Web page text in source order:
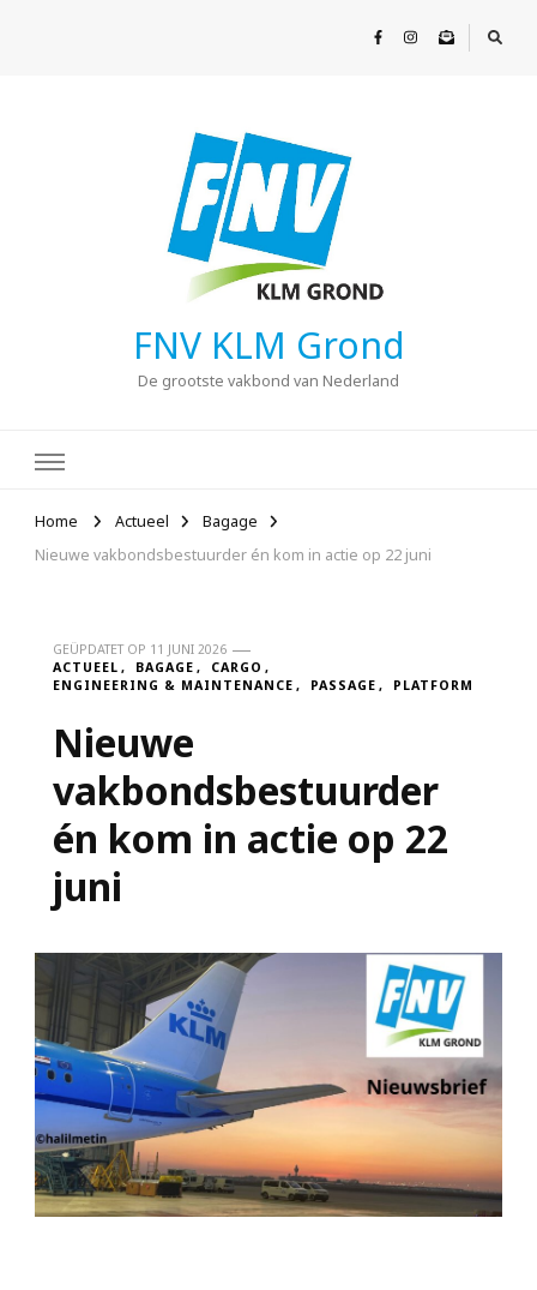
FNV KLM Grond
De grootste vakbond van Nederland
Home Actueel
Bagage
Nieuwe vakbondsbestuurder én kom in actie op 22 juni
GEÜPDATET OP 11 JUNI 2026
ACTUEEL
BAGAGE
CARGO
ENGINEERING & MAINTENANCE
PASSAGE PLATFORM
Nieuwe
vakbondsbestuurder
én kom in actie op 22
juni